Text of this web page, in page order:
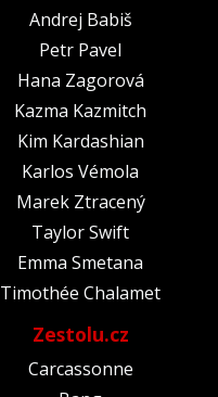
Andrej Babiš
Petr Pavel
Hana Zagorová
Kazma Kazmitch
Kim Kardashian
Karlos Vémola
Marek Ztracený
Taylor Swift
Emma Smetana
Timothée Chalamet
Zestolu.cz
Carcassonne